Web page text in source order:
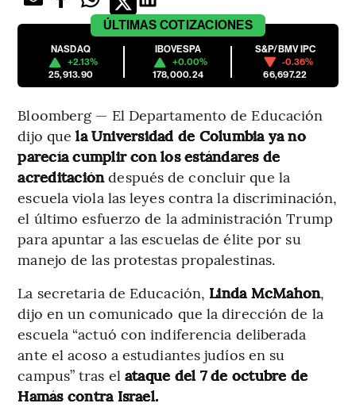
ÚLTIMAS COTIZACIONES
NASDAQ
+2.13%
25,913.90
IBOVESPA
+0.00%
178,000.24
S&P/BMV IPC
-0.36%
66,697.22
Bloomberg — El Departamento de Educación
dijo quela Universidad de Columbia ya no
parecía cumplir con los estándares de
acreditacióndespués de concluir que la
escuela viola las leyes contra la discriminación,
el último esfuerzo de la administración Trump
para apuntar a las escuelas de élite por su
manejo de las protestas propalestinas.
La secretaria de Educación, Linda McMahon,
dijo en un comunicado que la dirección de la
escuela “actuó con indiferencia deliberada
ante el acoso a estudiantes judíos en su
campus” tras el ataque del 7 de octubre de
Hamás contra Israel.